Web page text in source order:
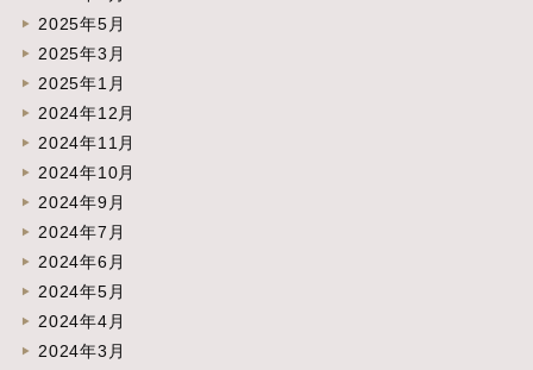
2025年5月
2025年3月
2025年1月
2024年12月
2024年11月
2024年10月
2024年9月
2024年7月
2024年6月
2024年5月
2024年4月
2024年3月